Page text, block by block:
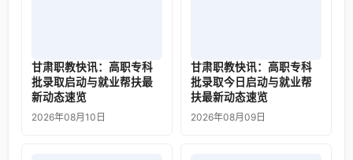
甘肃职教快讯：高职专科
批录取启动与就业帮扶最
新动态速览
2026年08月10日
甘肃职教快讯：高职专科
批录取今日启动与就业帮
扶最新动态速览
2026年08月09日